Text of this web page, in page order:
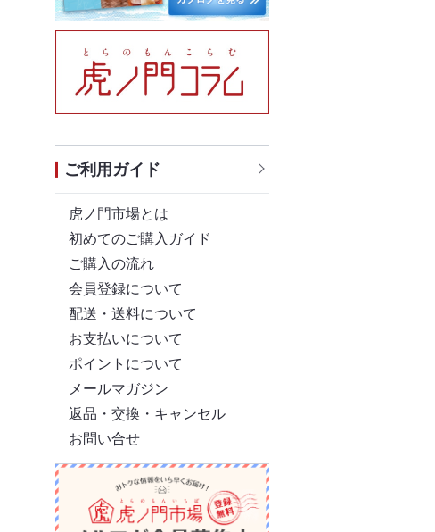
ご利用ガイド
虎ノ門市場とは
初めてのご購入ガイド
ご購入の流れ
会員登録について
配送・送料について
お支払いについて
ポイントについて
メールマガジン
返品・交換・キャンセル
お問い合せ